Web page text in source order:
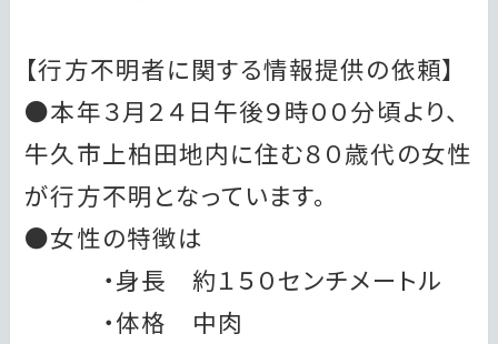
【行方不明者に関する情報提供の依頼】
●本年３月２４日午後９時００分頃より、
牛久市上柏田地内に住む８０歳代の女性
が行方不明となっています。
●女性の特徴は
・身長 約１５０センチメートル
・体格 中肉